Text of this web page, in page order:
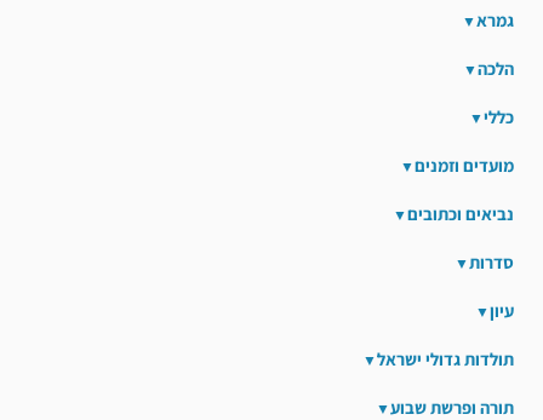
גמרא
הלכה
כללי
מועדים וזמנים
נביאים וכתובים
סדרות
עיון
תולדות גדולי ישראל
תורה ופרשת שבוע